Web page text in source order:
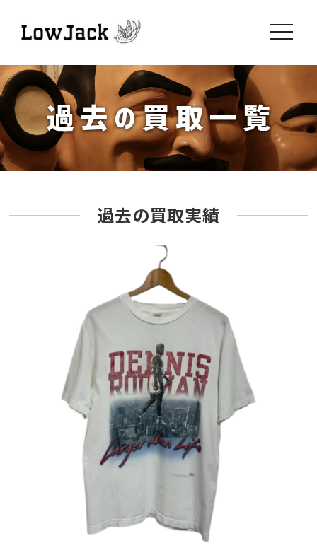
toggle
過去の買取実績